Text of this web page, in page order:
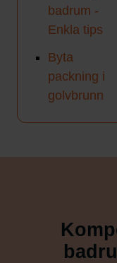
badrum -
Enkla tips
Byta
packning i
golvbrunn